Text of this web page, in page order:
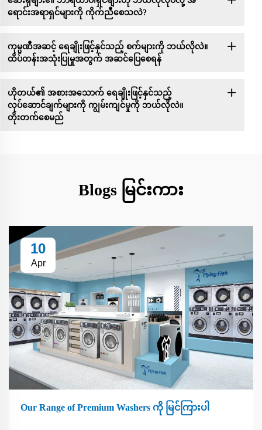
ရောင်းအရာရှင်များကို ကိုက်ညီစေသလဲ?
ကုမ္ပဏီအဆင့် ရေချိုးဖြင့်နှင်သည့် စက်များကို ဘယ်လိုလဲ။
ထိပ်တန်းအသုံးပြုမှုအတွက် အဆင်ပြေစေရန်
ဟိုတယ်၏ အစားအသောက် ရေချိုးဖြင့်နှင်သည့်
လုပ်ဆောင်ချက်များကို ကျွမ်းကျင်မှုကို ဘယ်လိုလဲ။
တိုးတက်စေမည်
Blogs မြင်းကား
10
Apr
Our Range of Premium Washers ကို မြင်ကြားပါ